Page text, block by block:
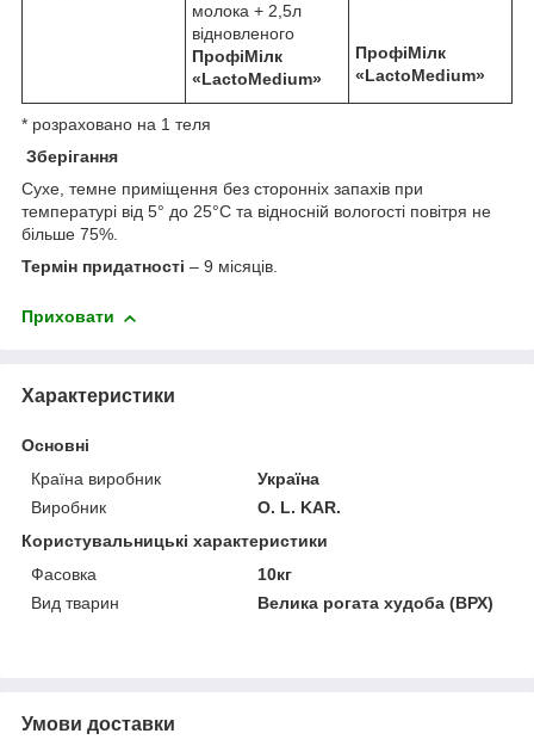
молока + 2,5л
відновленого
ПрофіМілк
«LactoMedium»
ПрофіМілк
«LactoMedium»
* розраховано на 1 теля
Зберігання
Сухе, темне приміщення без сторонніх запахів при
температурі від 5° до 25°С та відносній вологості повітря не
більше 75%.
Термін придатності – 9 місяців.
Приховати
Характеристики
Основні
Країна виробник
Україна
Виробник
O. L. KAR.
Користувальницькі характеристики
Фасовка
10кг
Вид тварин
Велика рогата худоба (ВРХ)
Умови доставки